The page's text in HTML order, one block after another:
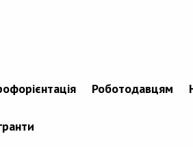
Роботодавцям